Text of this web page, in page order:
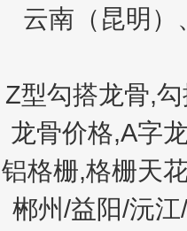
云南（昆明）
Z型勾搭龙骨,
龙骨价格,A字
铝格栅,格栅天
郴州/益阳/沅